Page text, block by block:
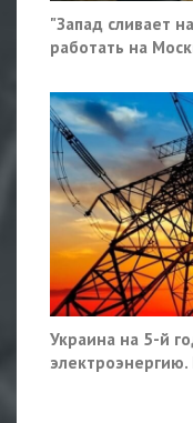
"Запад сливает
работать на
Украина на 5-й
электроэнергию.